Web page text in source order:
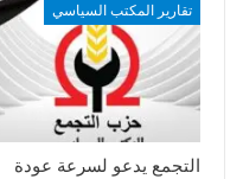
تقارير المكتب السياسي
التجمع يدعو لسرعة عودة